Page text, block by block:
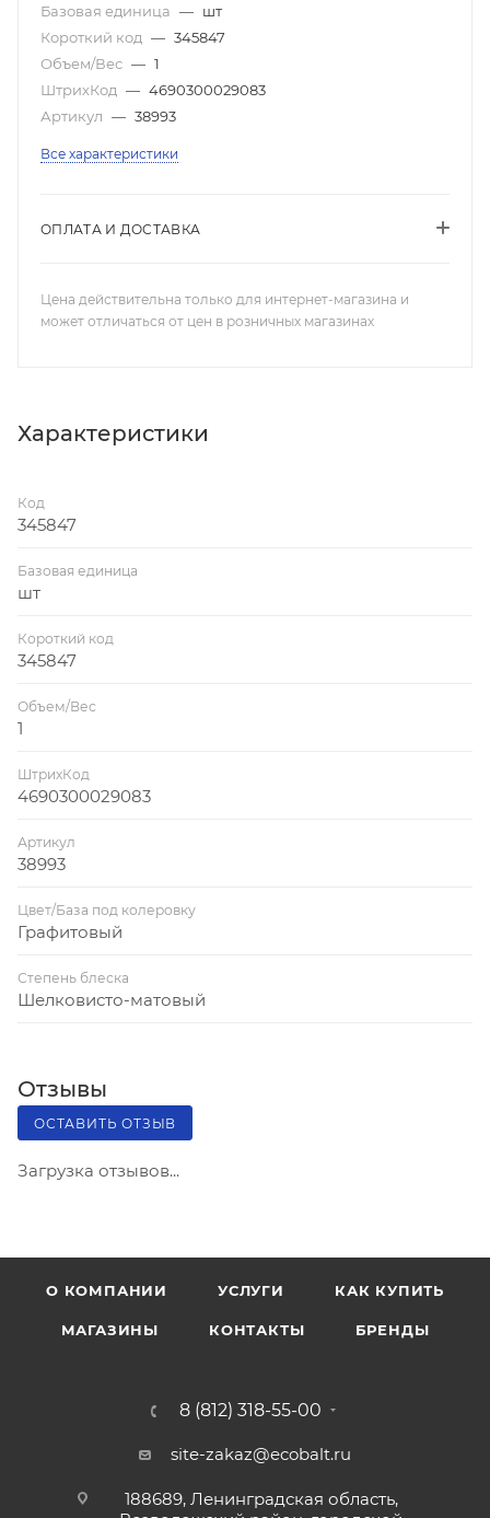
Базовая единица — шт
Короткий код — 345847
Объем/Вес — 1
ШтрихКод — 4690300029083
Артикул — 38993
Все характеристики
ОПЛАТА И ДОСТАВКА
Цена действительна только для интернет-магазина и
может отличаться от цен в розничных магазинах
Характеристики
Код
345847
Базовая единица
шт
Короткий код
345847
Объем/Вес
1
ШтрихКод
4690300029083
Артикул
38993
Цвет/База под колеровку
Графитовый
Степень блеска
Шелковисто-матовый
Отзывы
ОСТАВИТЬ ОТЗЫВ
Загрузка отзывов...
О КОМПАНИИ УСЛУГИ КАК КУПИТЬ
МАГАЗИНЫ КОНТАКТЫ БРЕНДЫ
8 (812) 318-55-00
site-zakaz@ecobalt.ru
188689, Ленинградская область,